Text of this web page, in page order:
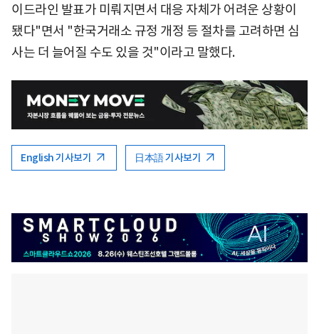
이드라인 발표가 미뤄지면서 대응 자체가 어려운 상황이
됐다"면서 "한국거래소 규정 개정 등 절차를 고려하면 심
사는 더 늘어질 수도 있을 것"이라고 말했다.
English 기사보기 日本語 기사보기